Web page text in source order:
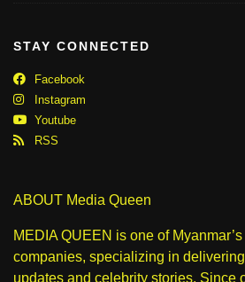
STAY CONNECTED
Facebook
Instagram
Youtube
RSS
ABOUT Media Queen
MEDIA QUEEN is one of
companies, specializing in
updates and celebrity stories. Since